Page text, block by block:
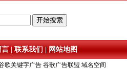
言| 联系我们 网站地图
歌关键字广告 谷歌广告联盟 域名空间